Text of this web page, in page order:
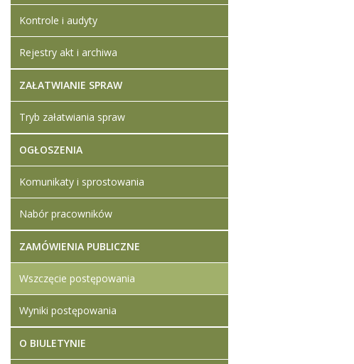
Kontrole i audyty
Rejestry akt i archiwa
ZAŁATWIANIE SPRAW
Tryb załatwiania spraw
OGŁOSZENIA
Komunikaty i sprostowania
Nabór pracowników
ZAMÓWIENIA PUBLICZNE
Wszczęcie postępowania
Wyniki postępowania
O BIULETYNIE